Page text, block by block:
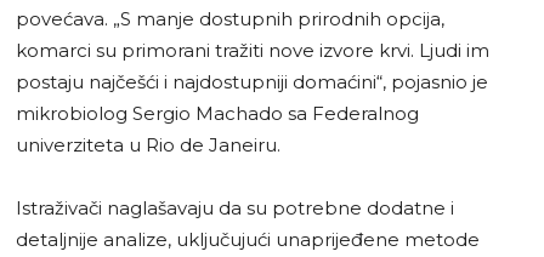
povećava. „S manje dostupnih prirodnih opcija,
komarci su primorani tražiti nove izvore krvi. Ljudi im
postaju najčešći i najdostupniji domaćini“, pojasnio je
mikrobiolog Sergio Machado sa Federalnog
univerziteta u Rio de Janeiru.
Istraživači naglašavaju da su potrebne dodatne i
detaljnije analize, uključujući unaprijeđene metode